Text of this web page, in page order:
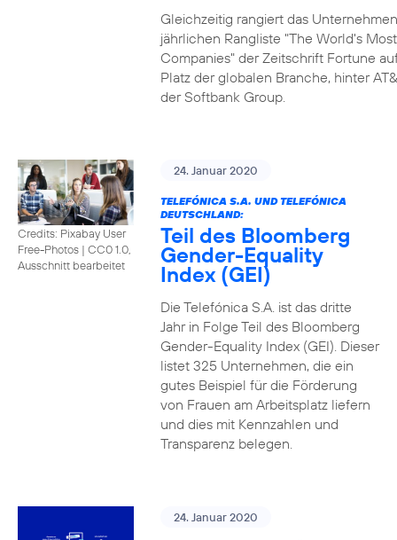
Gleichzeitig rangiert das
jährlichen Rangliste "The World's
Companies" der Zeitschrift Fortune
Platz der globalen Branche, hinter
der Softbank Group.
Credits: Pixabay User
Free-Photos | CC0 1.0,
Ausschnitt bearbeitet
24. Januar 2020
TELEFÓNICA S.A. UND TELEFÓNICA
DEUTSCHLAND:
Teil des Bloomberg
Gender-Equality
Index (GEI)
Die Telefónica S.A. ist das dritte
Jahr in Folge Teil des Bloomberg
Gender-Equality Index (GEI). Dieser
listet 325 Unternehmen, die ein
gutes Beispiel für die Förderung
von Frauen am Arbeitsplatz liefern
und dies mit Kennzahlen und
Transparenz belegen.
24. Januar 2020